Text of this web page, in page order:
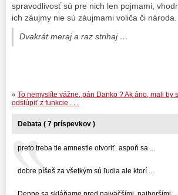
spravodlivosť sú pre nich len pojmami,
ich záujmy nie sú záujmami voliča či národa.
Dvakrát meraj a raz strihaj …
« To nemyslíte vážne, pán Danko ? Ak áno, mali by
odstúpiť z funkcie . . .
Debata ( 7 príspevkov )
preto treba tie amnestie otvoriť. aspoň sa ...
dobre píšeš za všetkým sú ľudia ale ktorí ...